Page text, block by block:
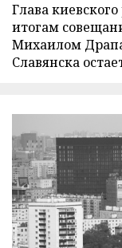
Глава
итогам
Михаилом
Славянска